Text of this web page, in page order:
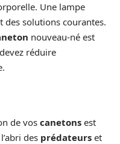
Une lampe
des solutions courantes.
nouveau-né est
réduire
de vos canetons est
des prédateurs et